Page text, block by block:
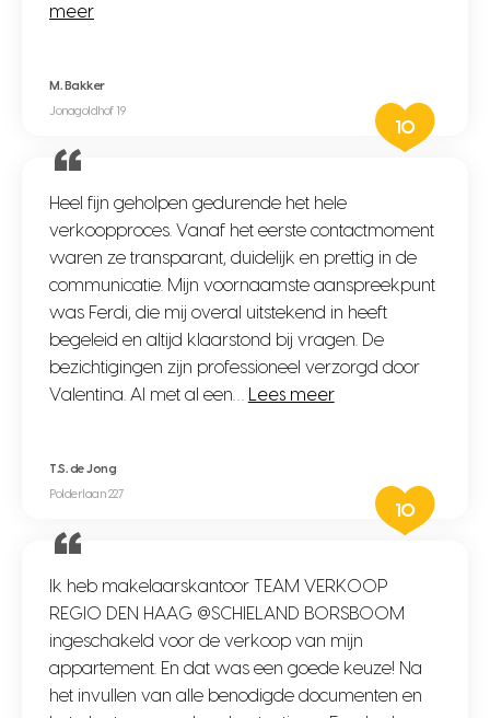
meer
M. Bakker
Jonagoldhof 19
10
Heel fijn geholpen gedurende het hele
verkoopproces. Vanaf het eerste contactmoment
waren ze transparant, duidelijk en prettig in de
communicatie. Mijn voornaamste aanspreekpunt
was Ferdi, die mij overal uitstekend in heeft
begeleid en altijd klaarstond bij vragen. De
bezichtigingen zijn professioneel verzorgd door
Valentina. Al met al een…
Lees meer
T.S. de Jong
Polderlaan 227
10
Ik heb makelaarskantoor TEAM VERKOOP
REGIO DEN HAAG @SCHIELAND BORSBOOM
ingeschakeld voor de verkoop van mijn
appartement. En dat was een goede keuze! Na
het invullen van alle benodigde documenten en